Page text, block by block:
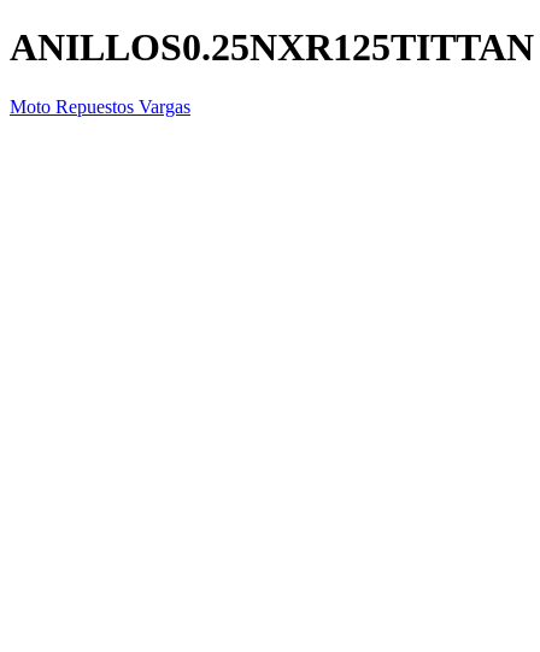
ANILLOS0.25NXR125TITTAN
Moto Repuestos Vargas